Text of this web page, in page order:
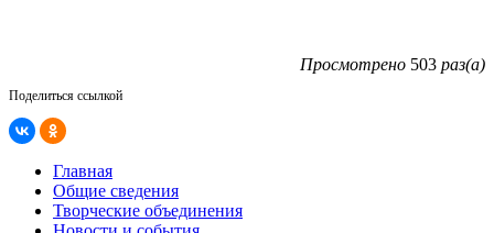
Просмотрено 503 раз(а)
Поделиться ссылкой
Главная
Общие сведения
Творческие объединения